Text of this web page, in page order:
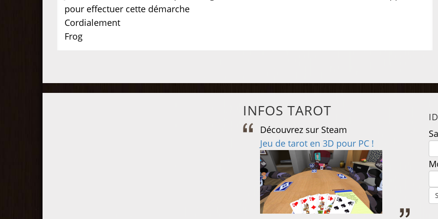
pour effectuer cette démarche
Cordialement
Frog
INFOS TAROT
Découvrez sur Steam
Jeu de tarot en 3D pour PC !